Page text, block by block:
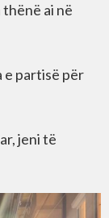
ai në
e partisë për
jeni të